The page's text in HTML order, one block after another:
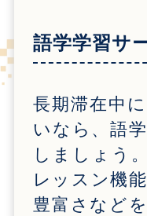
語学学習サ
長期滞在中
いなら、語
しましょう
レッスン機
豊富さなど